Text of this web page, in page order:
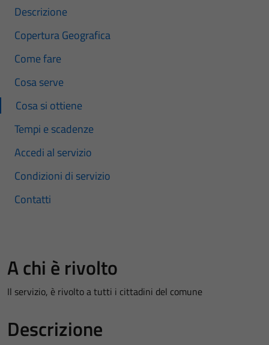
Descrizione
Copertura Geografica
Come fare
Cosa serve
Cosa si ottiene
Tempi e scadenze
Accedi al servizio
Condizioni di servizio
Contatti
A chi è rivolto
Il servizio, è rivolto a tutti i cittadini del comune
Descrizione